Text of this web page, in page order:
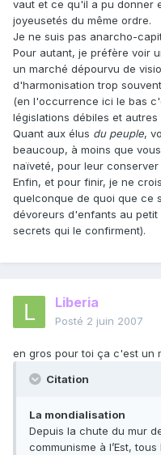
vaut et ce qu'il a pu donner
joyeusetés du même ordre.
Je ne suis pas anarcho-
Pour autant, je préfère voir
un marché dépourvu de
d'harmonisation trop
(en l'occurrence ici le bas
législations débiles et
Quant aux élus du peuple,
beaucoup, à moins que
naïveté, pour leur
Enfin, et pour finir, je ne
quelconque de quoi que ce
dévoreurs d'enfants au
secrets qui le confirment).
Liberia
Posté 2 juin 2007
en gros pour toi ça c'est un
Citation
La mondialisation
Depuis la chute du mur
communisme à l’Est,